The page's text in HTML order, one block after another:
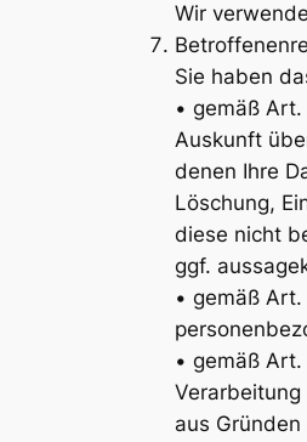
Wir
Sie haben
• gemäß
Auskunft
denen Ihre
Löschung,
diese nicht
ggf.
• gemäß
• gemäß
aus